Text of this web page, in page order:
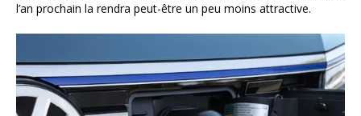
l’an prochain la rendra peut-être un peu moins attractive.